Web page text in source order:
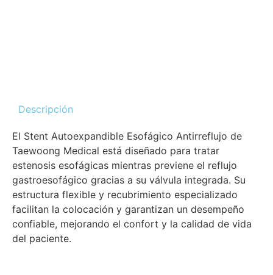
Descripción
El Stent Autoexpandible Esofágico Antirreflujo de
Taewoong Medical está diseñado para tratar
estenosis esofágicas mientras previene el reflujo
gastroesofágico gracias a su válvula integrada. Su
estructura flexible y recubrimiento especializado
facilitan la colocación y garantizan un desempeño
confiable, mejorando el confort y la calidad de vida
del paciente.